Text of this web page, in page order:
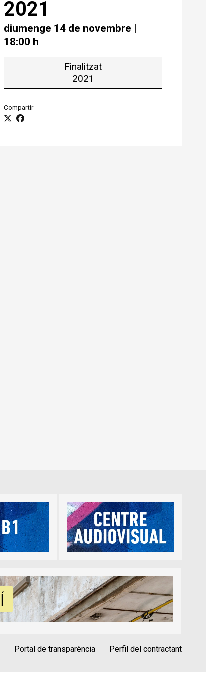
2021
diumenge 14 de novembre |
18:00 h
Finalitzat
2021
Compartir
Portal de transparència Perfil del contractant